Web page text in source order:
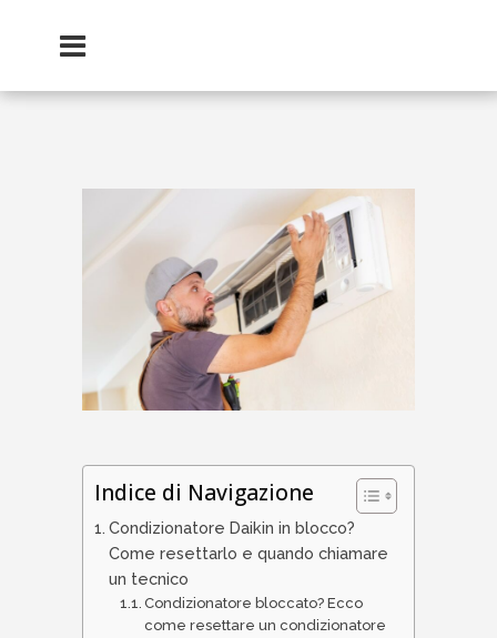
Indice di Navigazione
Condizionatore Daikin in blocco?
Come resettarlo e quando chiamare
un tecnico
Condizionatore bloccato? Ecco
come resettare un condizionatore